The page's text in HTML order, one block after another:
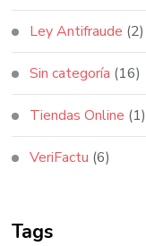
Ley Antifraude (2)
Sin categoría (16)
Tiendas Online (1)
VeriFactu (6)
Tags